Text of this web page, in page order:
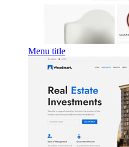
Menu title